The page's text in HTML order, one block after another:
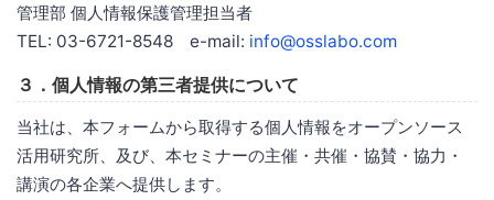
管理部 個人情報保護管理担当者
TEL: 03-6721-8548 e-mail: info@osslabo.com
３．個人情報の第三者提供について
当社は、本フォームから取得する個人情報をオープンソース
活用研究所、及び、本セミナーの主催・共催・協賛・協力・
講演の各企業へ提供します。